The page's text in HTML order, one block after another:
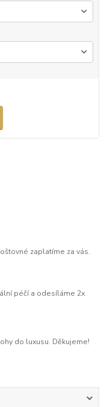
zaplatíme za vás.
péčí a odesíláme 2x
do luxusu. Děkujeme!